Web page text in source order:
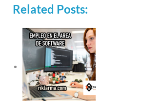
Related Posts: